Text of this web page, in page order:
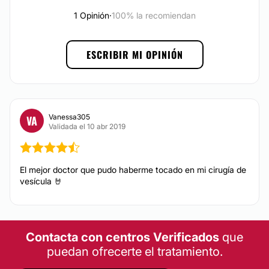
1 Opinión·100% la recomiendan
ESCRIBIR MI OPINIÓN
VA
Vanessa305
Validada el 10 abr 2019
El mejor doctor que pudo haberme tocado en mi cirugía de
vesícula 🤘
Contacta con centros Verificados que
puedan ofrecerte el tratamiento.